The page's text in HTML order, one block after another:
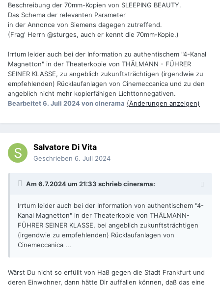
Beschreibung der 70mm-Kopien von SLEEPING BEAUTY.
Das Schema der relevanten Parameter
in der Annonce von Siemens dagegen zutreffend.
(Frag' Herrn @sturges, auch er kennt die 70mm-Kopie.)
Irrtum leider auch bei der Information zu authentischem "4-Kanal
Magnetton" in der Theaterkopie von THÄLMANN - FÜHRER
SEINER KLASSE, zu angeblich zukunftsträchtigen (irgendwie zu
empfehlenden) Rücklaufanlagen von Cinemeccanica und zu den
angeblich nicht mehr kopierfähigen Lichttonnegativen.
Bearbeitet6. Juli 2024von cinerama (Änderungen anzeigen)
Salvatore Di Vita
Geschrieben 6. Juli 2024
Am 6.7.2024 um 21:33 schriebcinerama:
Irrtum leider auch bei der Information von authentischem "4-
Kanal Magnetton" in der Theaterkopie von THÄLMANN-
FÜHRER SEINER KLASSE, bei angeblich zukunftsträchtigen
(irgendwie zu empfehlenden) Rücklaufanlagen von
Cinemeccanica ...
Wärst Du nicht so erfüllt von Haß gegen die Stadt Frankfurt und
deren Einwohner, dann hätte Dir auffallen können, daß das eine